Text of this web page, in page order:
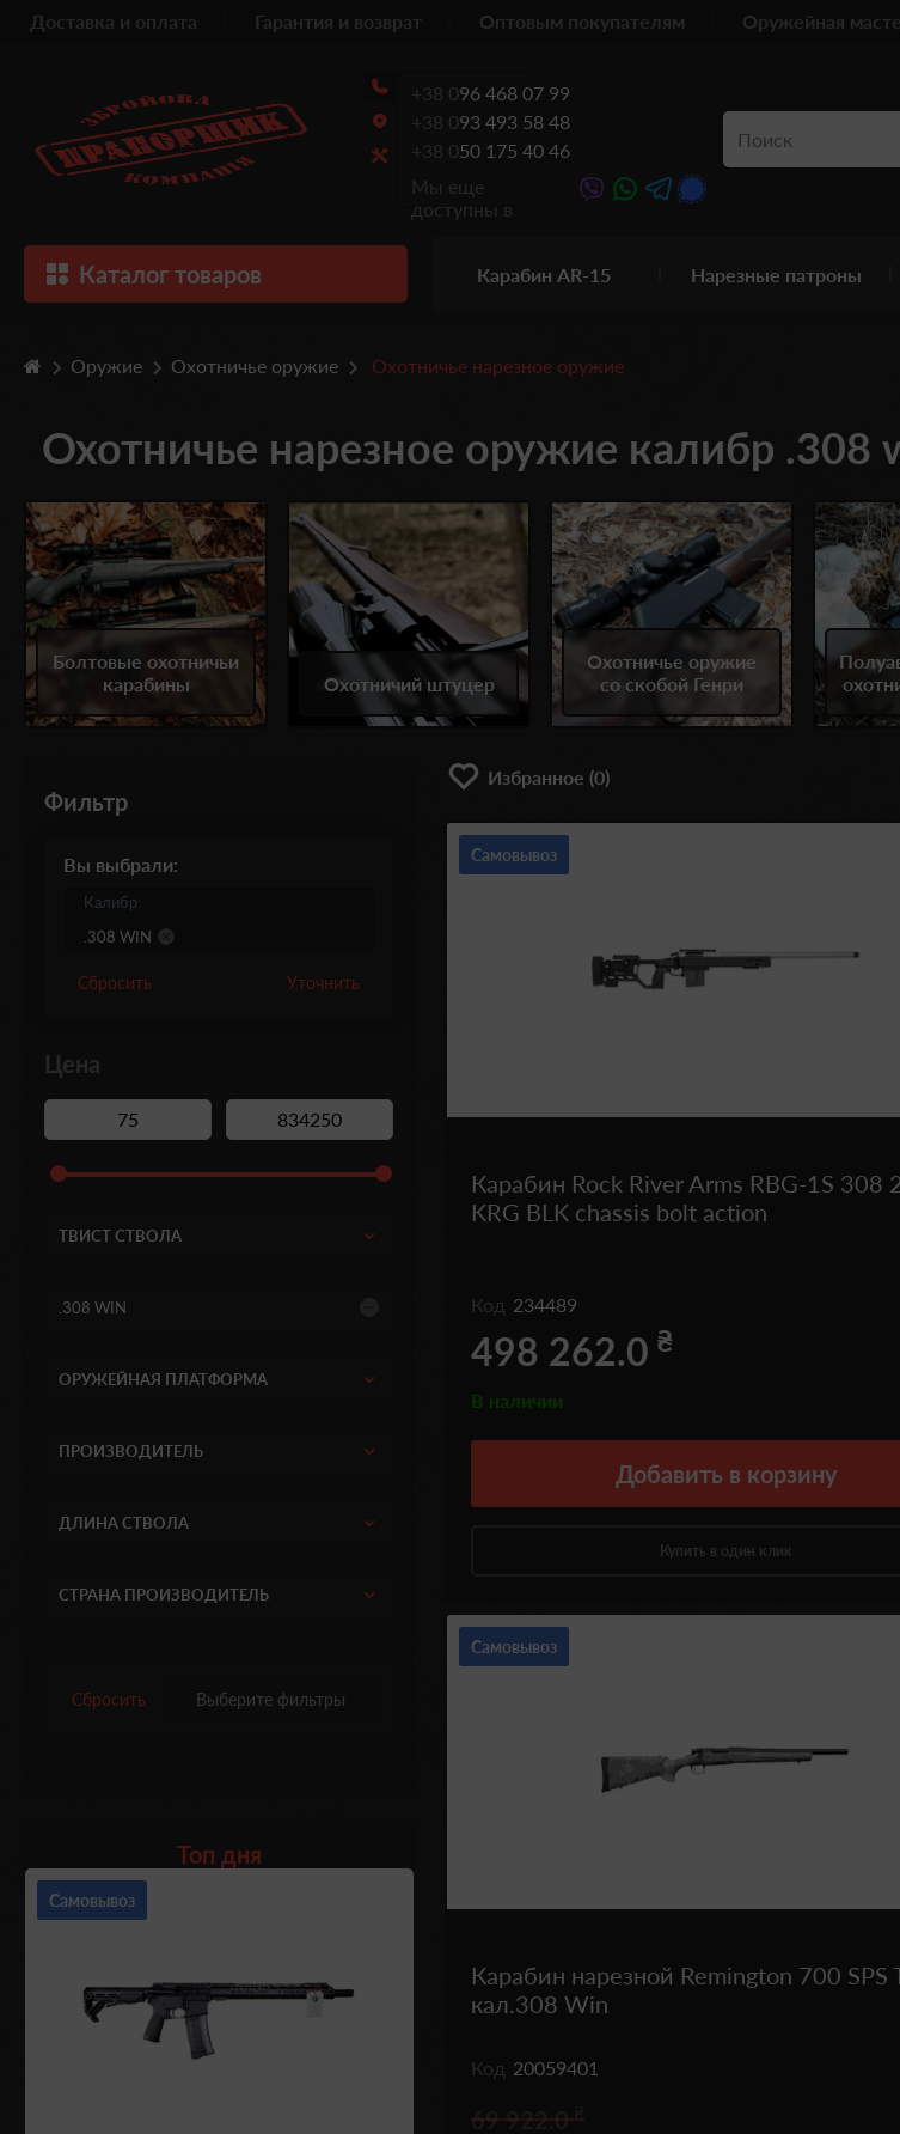
Доставка и оплата Гарантия и возврат Оптовым покупателям Оружейная
+38 096 468 07 99
+38 093 493 58 48
+38 050 175 40 46
Мы еще
доступны в
Каталог товаров Карабин AR-15 Нарезные патроны
Оружие Охотничье оружие Охотничье нарезное оружие
Охотничье нарезное оружие калибр .308
Болтовые охотничьи
карабины
Охотничий штуцер
Охотничье оружие
со скобой Генри
Фильтр
Вы выбрали:
Калибр:
.308 WIN
Сбросить Уточнить
Цена
ТВИСТ СТВОЛА
.308 WIN
ОРУЖЕЙНАЯ ПЛАТФОРМА
ПРОИЗВОДИТЕЛЬ
ДЛИНА СТВОЛА
СТРАНА ПРОИЗВОДИТЕЛЬ
Сбросить Выберите фильтры
Топ дня
Самовывоз
Избранное (0)
Самовывоз
Карабин Rock River Arms RBG-1S 308
KRG BLK chassis bolt action
Код 234489
498 262.0 ₴
В наличии
Добавить в корзину
Купить в один клик
Самовывоз
Карабин нарезной Remington 700 SPS
кал.308 Win
Код 20059401
69 922.0